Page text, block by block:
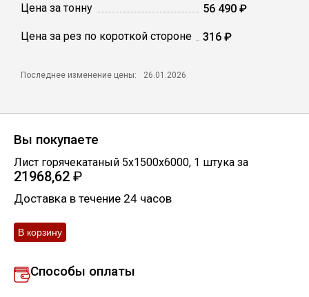
Цена за тонну 56 490 ₽
Цена за рез по короткой стороне 316 ₽
Последнее изменение цены: 26.01.2026
Вы покупаете
Лист горячекатаный 5х1500х6000, 1 штука за
21968,62 ₽
Доставка в течение 24 часов
Способы оплаты